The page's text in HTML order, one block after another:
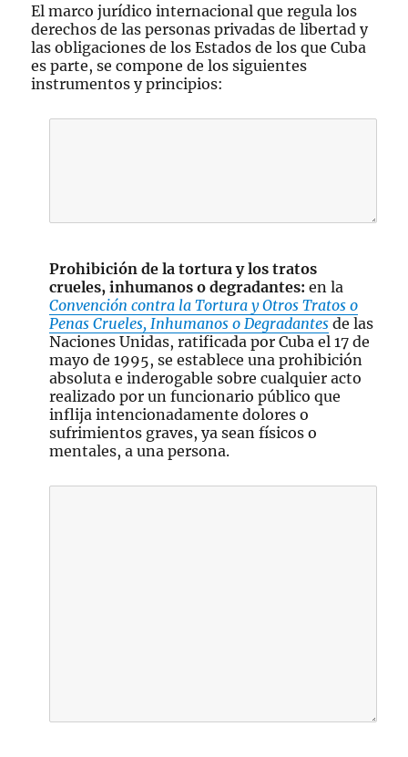
El marco jurídico internacional que regula los
derechos de las personas privadas de libertad y
las obligaciones de los Estados de los que Cuba
es parte, se compone de los siguientes
instrumentos y principios:
Prohibición de la tortura y los tratos
crueles, inhumanos o degradantes: en la
Convención contra la Tortura y Otros Tratos o
Penas Crueles, Inhumanos o Degradantes de las
Naciones Unidas, ratificada por Cuba el 17 de
mayo de 1995, se establece una prohibición
absoluta e inderogable sobre cualquier acto
realizado por un funcionario público que
inflija intencionadamente dolores o
sufrimientos graves, ya sean físicos o
mentales, a una persona.